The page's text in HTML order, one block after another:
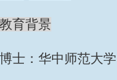
教育背景
博士：华中师范大